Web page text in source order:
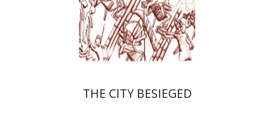
הנחת אתר ספר מודפס
$31
$28
THE CITY BESIEGED